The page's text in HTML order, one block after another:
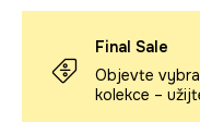
Final Sale
Objevte
kolekce –